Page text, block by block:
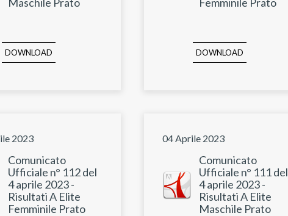
DOWNLOAD DOWNLOAD
2023
Comunicato
Ufficiale n° 112 del
4 aprile 2023 -
Risultati A Elite
Femminile Prato
04 Aprile 2023
Comunicato
Ufficiale n° 111 del
4 aprile 2023 -
Risultati A Elite
Maschile Prato